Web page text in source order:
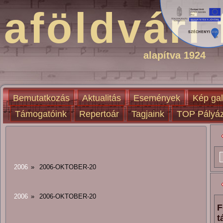
alapítva 1924
Bemutatkozás Aktualitás Események
Kép
Támogatóink
Repertoár Tagjaink TOP
2006 » 2006-OKTOBER-20
2006 » 2006-OKTOBER-20